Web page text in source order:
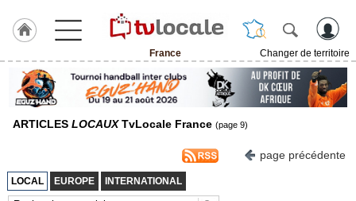
France
Changer de territoire
J'adhère
Hulcoq
Accueil
ARTICLES LOCAUXTvLocale France (page 9)
page précédente
LOCAL EUROPE INTERNATIONAL